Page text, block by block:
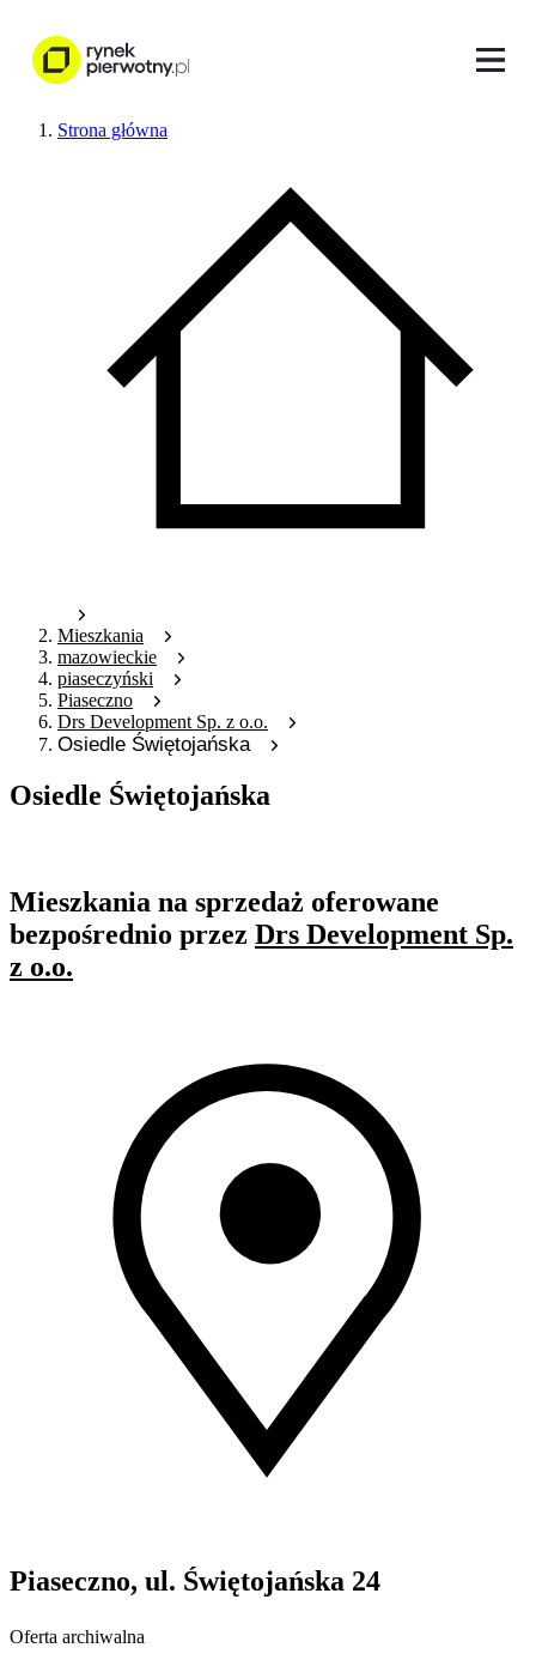
Strona główna
Mieszkania
mazowieckie
piaseczyński
Piaseczno
Drs Development Sp. z o.o.
Osiedle Świętojańska
Osiedle Świętojańska
Mieszkania na sprzedaż oferowane
bezpośrednio przez Drs Development Sp.
z o.o.
Piaseczno, ul. Świętojańska 24
Oferta archiwalna